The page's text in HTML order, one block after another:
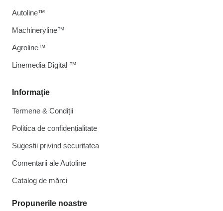
Informaţie
Termene & Condiții
Politica de confidențialitate
Sugestii privind securitatea
Comentarii ale Autoline
Catalog de mărcі
Propunerile noastre
Autoline™
Machineryline™
Agroline™
Linemedia Digital ™